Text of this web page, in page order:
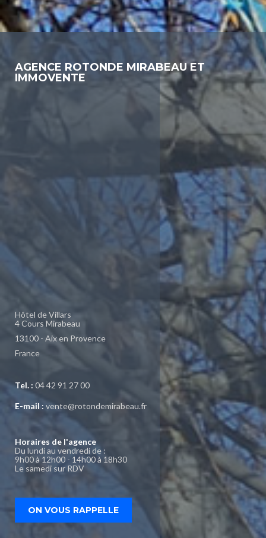
AGENCE ROTONDE MIRABEAU ET
IMMOVENTE
Hôtel de Villars
4 Cours Mirabeau
13100 - Aix en Provence
France
Tel. : 04 42 91 27 00
E-mail : vente@rotondemirabeau.fr
Horaires de l'agence
Du lundi au vendredi de :
9h00 à 12h00 - 14h00 à 18h30
Le samedi sur RDV
ON VOUS RAPPELLE